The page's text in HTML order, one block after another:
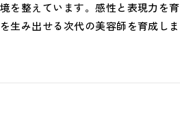
境を整えています。感性と表現力を
を生み出せる次代の美容師を育成しま